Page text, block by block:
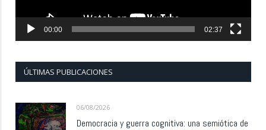
00:00 02:37
ÚLTIMAS PUBLICACIONES
06/08/2026
Democracia y guerra cognitiva: una semiótica de